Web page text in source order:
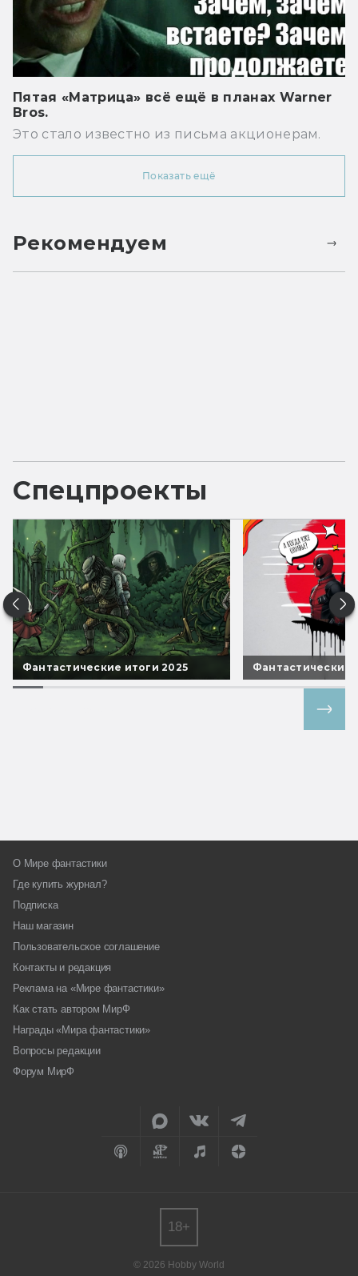
Пятая «Матрица» всё ещё в планах Warner
Bros.
Это стало известно из письма акционерам.
Показать ещё
Рекомендуем
Спецпроекты
Фантастические итоги 2025 Фантастические
О Мире фантастики
Где купить журнал?
Подписка
Наш магазин
Пользовательское соглашение
Контакты и редакция
Реклама на «Мире фантастики»
Как стать автором МирФ
Награды «Мира фантастики»
Вопросы редакции
Форум МирФ
© 2026 Hobby World
18+